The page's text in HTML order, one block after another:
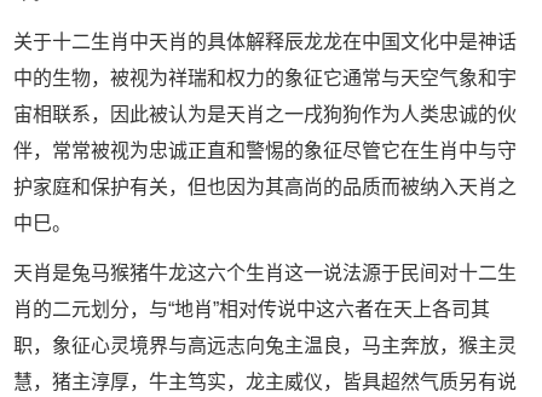
关于十二生肖中天肖的具体解释辰龙龙在中国文化中是神话
中的生物，被视为祥瑞和权力的象征它通常与天空气象和宇
宙相联系，因此被认为是天肖之一戌狗狗作为人类忠诚的伙
伴，常常被视为忠诚正直和警惕的象征尽管它在生肖中与守
护家庭和保护有关，但也因为其高尚的品质而被纳入天肖之
中巳。
天肖是兔马猴猪牛龙这六个生肖这一说法源于民间对十二生
肖的二元划分，与“地肖”相对传说中这六者在天上各司其
职，象征心灵境界与高远志向兔主温良，马主奔放，猴主灵
慧，猪主淳厚，牛主笃实，龙主威仪，皆具超然气质另有说